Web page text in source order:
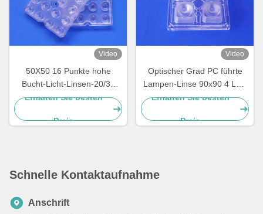
Video
50X50 16 Punkte hohe
Bucht-Licht-Linsen-20/30
Grad Perlen-Oberfläche 91%
Erhalten Sie besten
Preis
Video
Optischer Grad PC führte
Lampen-Linse 90x90 4 LED
5050/5730 SMD für hohe
Erhalten Sie besten
Preis
Schnelle Kontaktaufnahme
Anschrift